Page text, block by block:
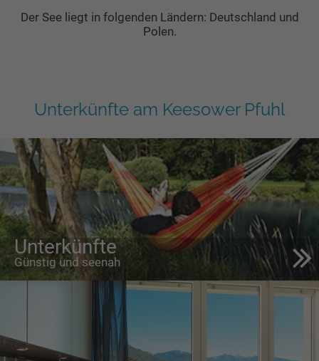
Der See liegt in folgenden Ländern: Deutschland und
Polen.
Unterkünfte am Keesower Pfuhl
Unterkünfte
Günstig und seenah